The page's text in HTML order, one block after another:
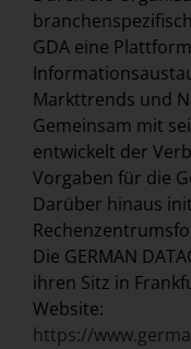
GDA eine
Markttrends und
Gemeinsam mit
entwickelt der
Vorgaben für die
Darüber hinaus
Die GERMAN
ihren Sitz in
Website:
https://